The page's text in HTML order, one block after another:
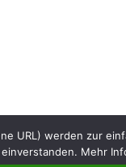
URL) werden zur
Mehr